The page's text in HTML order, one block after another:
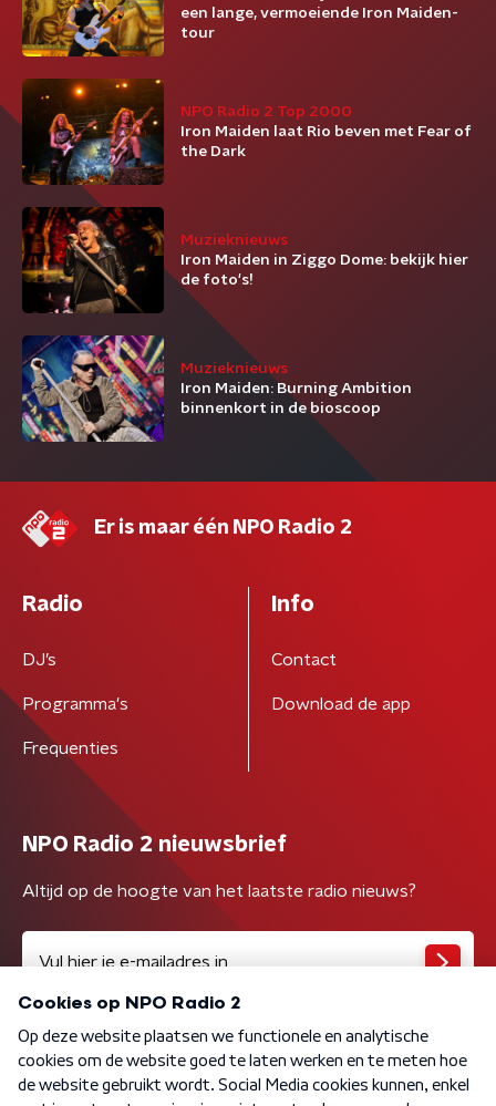
een lange, vermoeiende Iron Maiden-
tour
NPO Radio 2 Top 2000
Iron Maiden laat Rio beven met Fear of
the Dark
Muzieknieuws
Iron Maiden in Ziggo Dome: bekijk hier
de foto's!
Muzieknieuws
Iron Maiden: Burning Ambition
binnenkort in de bioscoop
Er is maar één NPO Radio 2
Radio
DJ’s
Programma's
Frequenties
Info
Contact
Download de app
NPO Radio 2 nieuwsbrief
Altijd op de hoogte van het laatste radio nieuws?
Algemene voorwaarden